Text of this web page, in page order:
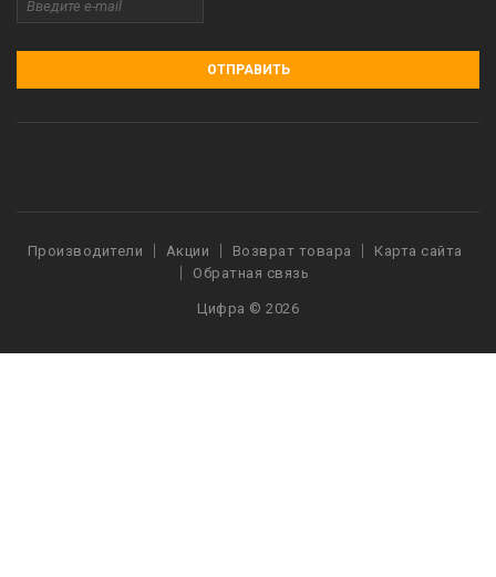
ОТПРАВИТЬ
Производители Акции Возврат товара
Карта сайта
Обратная связь
Цифра © 2026